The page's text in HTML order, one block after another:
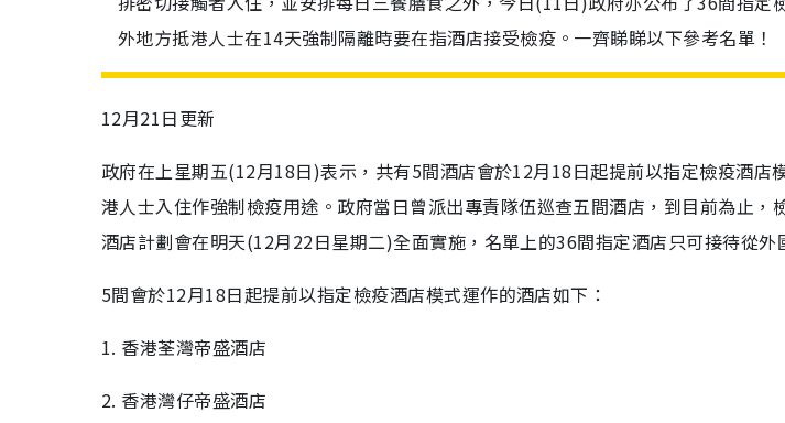
外地方抵港人士在14天強制隔離時要在指酒店接受檢疫。一齊睇睇以下參考名單！
12月21日更新
政府在上星期五(12月18日)表示，共有5間酒店會於12月18日起提前以指定檢疫酒店
港人士入住作強制檢疫用途。政府當日曾派出專責隊伍巡查五間酒店，到目前為止，
酒店計劃會在明天(12月22日星期二)全面實施，名單上的36間指定酒店只可接待從外
5間會於12月18日起提前以指定檢疫酒店模式運作的酒店如下：
1. 香港荃灣帝盛酒店
2. 香港灣仔帝盛酒店